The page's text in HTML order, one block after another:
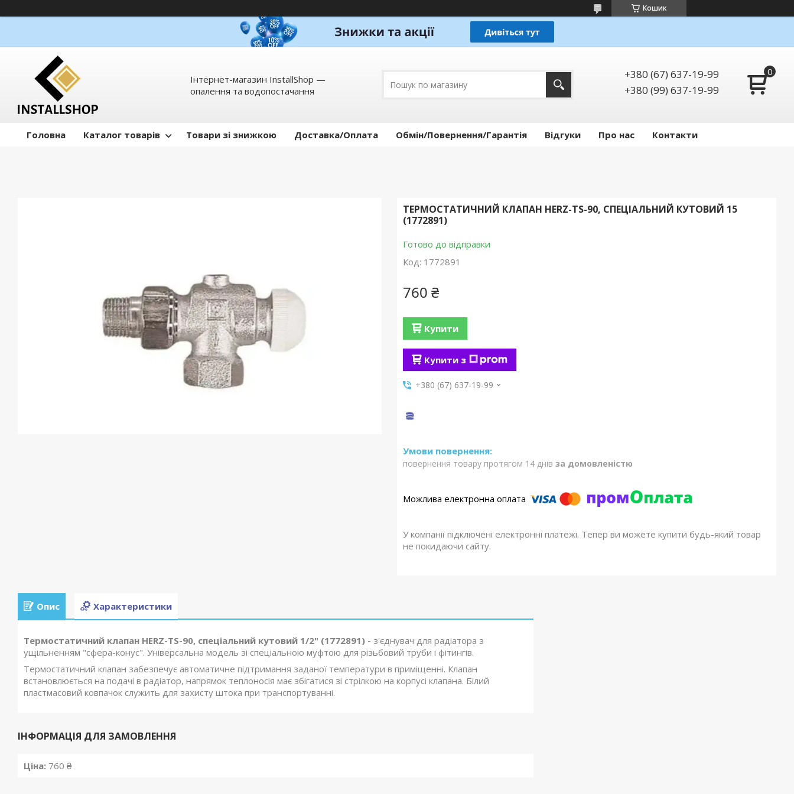
Кошик
Інтернет-магазин InstallShop —
опалення та водопостачання
+380 (67) 637-19-99
+380 (99) 637-19-99
Головна Каталог товарів Товари зі знижкою Доставка/Оплата Обмін/Повернення/Гарантія Відгуки Про нас Контакти
ТЕРМОСТАТИЧНИЙ КЛАПАН HERZ-TS-90, СПЕЦІАЛЬНИЙ КУТОВИЙ 15
(1772891)
Готово до відправки
Код: 1772891
760 ₴
Купити
Купити з
+380 (67) 637-19-99
повернення товару протягом 14 днів за домовленістю
У компанії підключені електронні платежі. Тепер ви можете купити будь-який товар
не покидаючи сайту.
Опис Характеристики
Термостатичний клапан HERZ-TS-90, спеціальний кутовий 1/2" (1772891) - з'єднувач для радіатора з
ущільненням "сфера-конус". Універсальна модель зі спеціальною муфтою для різьбовий труби і фітингів.
Термостатичний клапан забезпечує автоматичне підтримання заданої температури в приміщенні. Клапан
встановлюється на подачі в радіатор, напрямок теплоносія має збігатися зі стрілкою на корпусі клапана. Білий
пластмасовий ковпачок служить для захисту штока при транспортуванні.
ІНФОРМАЦІЯ ДЛЯ ЗАМОВЛЕННЯ
Ціна: 760 ₴